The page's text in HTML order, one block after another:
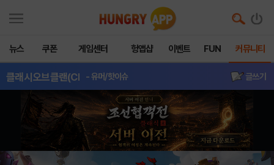
뉴스 쿠폰 게임센터 헝앱샵 이벤트 FUN 커뮤니티
클래시오브클랜(Cl - 유머/핫이슈 글쓰기